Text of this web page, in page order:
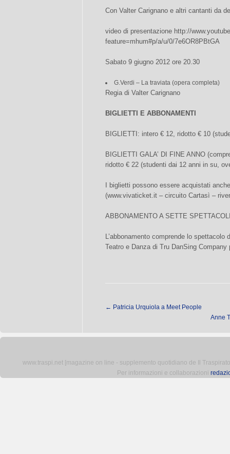
Con Valter Carignano e altri cantanti da
video di presentazione http://
feature=mhum#p/a/u/0/7e6OR8PBtGA
Sabato 9 giugno 2012 ore 20.30
G.Verdi – La traviata (opera completa)
Regia di Valter Carignano
BIGLIETTI E ABBONAMENTI
BIGLIETTI: intero € 12, ridotto € 10
BIGLIETTI GALA’ DI FINE ANNO
ridotto € 22 (studenti dai 12 anni in su,
I biglietti possono essere acquistati
(www.vivaticket.it – circuito Cartasì –
ABBONAMENTO A SETTE
L’abbonamento comprende lo
Teatro e Danza di Tru DanSing
← Patricia Urquiola a Meet People
Anne
www.traspi.net [magazine on line - supplemento quotidiano de Il
Per informazioni e collaborazioni